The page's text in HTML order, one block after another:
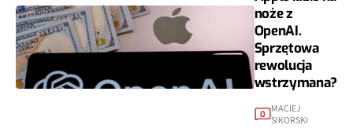
noże z
OpenAI.
Sprzętowa
rewolucja
wstrzymana?
0
MACIEJ
SIKORSKI